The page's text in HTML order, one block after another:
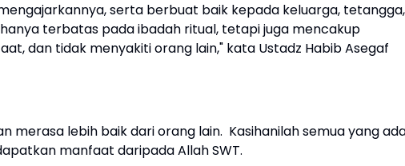
serta berbuat baik kepada keluarga, tetangga,
terbatas pada ibadah ritual, tetapi juga mencakup
dan tidak menyakiti orang lain," kata Ustadz Habib Asegaf
merasa lebih baik dari orang lain. ‎Kasihanilah semua yang
manfaat daripada Allah SWT.